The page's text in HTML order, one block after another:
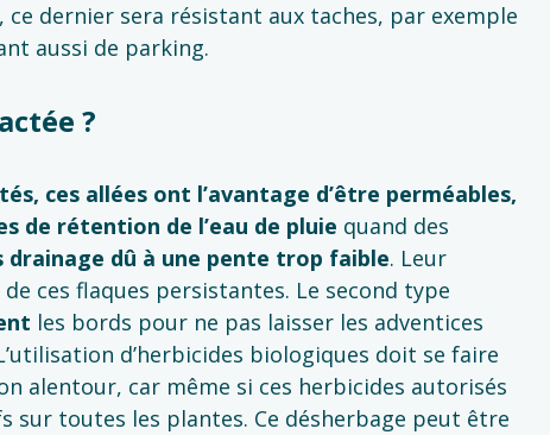
ce dernier sera résistant aux taches, par exemple
aussi de parking.
?
ces allées ont l’avantage d’être perméables,
de rétention de l’eau de pluie quand des
drainage dû à une pente trop faible. Leur
ces flaques persistantes. Le second type
les bords pour ne pas laisser les adventices
d’herbicides biologiques doit se faire
alentour, car même si ces herbicides autorisés
sur toutes les plantes. Ce désherbage peut être